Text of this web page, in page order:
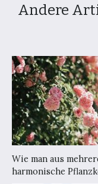
Andere
Wie man aus
harmonische